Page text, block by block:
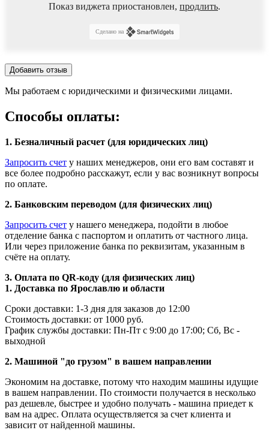
Показ виджета приостановлен, продлить.
Сделано на
Добавить отзыв
Мы работаем с юридическими и физическими лицами.
Способы оплаты:
1. Безналичный расчет (для юридических лиц)
Запросить счет у наших менеджеров, они его вам составят и
все более подробно расскажут, если у вас возникнут вопросы
по оплате.
2. Банковским переводом (для физических лиц)
Запросить счет у нашего менеджера, подойти в любое
отделение банка с паспортом и оплатить от частного лица.
Или через приложение банка по реквизитам, указанным в
счёте на оплату.
3. Оплата по QR-коду (для физических лиц)
1. Доставка по Ярославлю и области
Сроки доставки: 1-3 дня для заказов до 12:00
Стоимость доставки: от 1000 руб.
График службы доставки: Пн-Пт с 9:00 до 17:00; Сб, Вс -
выходной
2. Машиной "до грузом" в вашем направлении
Экономим на доставке, потому что находим машины идущие
в вашем направлении. По стоимости получается в несколько
раз дешевле, быстрее и удобно получать - машина приедет к
вам на адрес. Оплата осуществляется за счет клиента и
зависит от найденной машины.